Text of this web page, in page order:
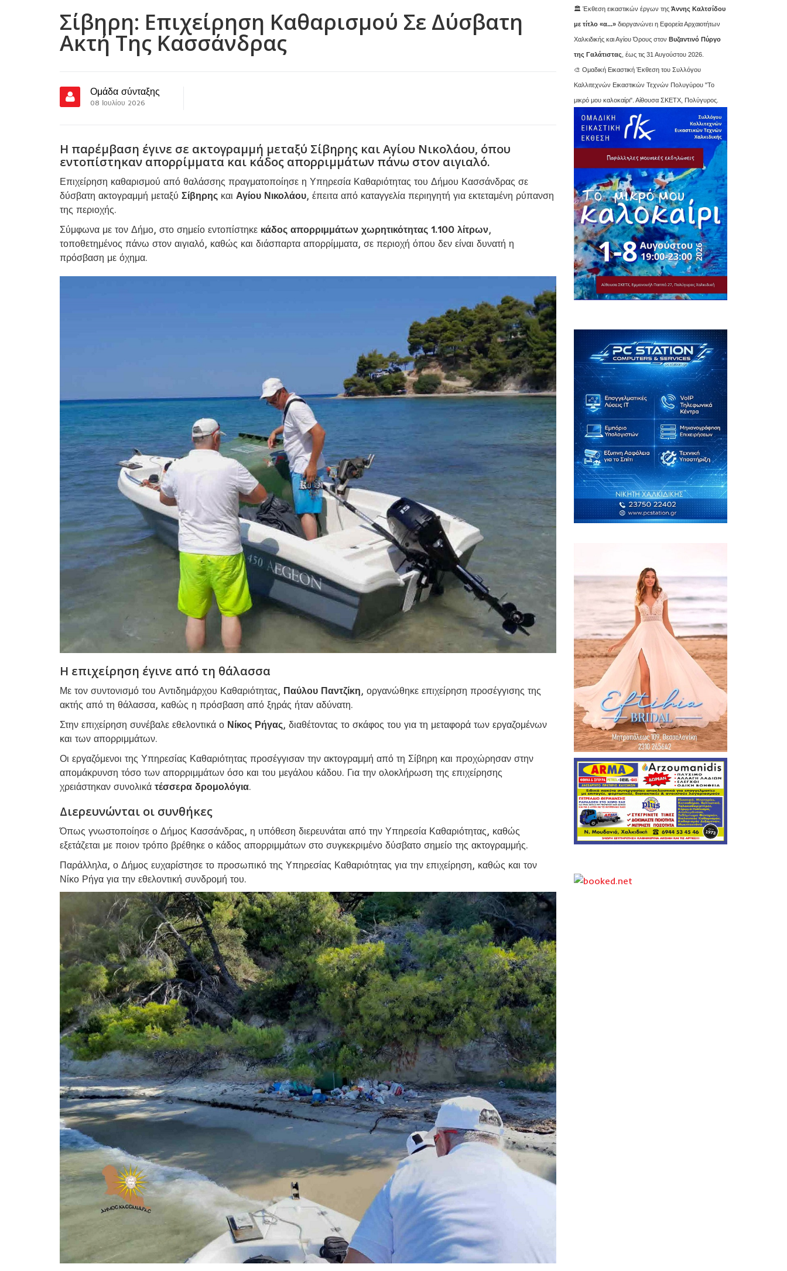
Σίβηρη: Επιχείρηση Καθαρισμού Σε Δύσβατη
Ακτή Της Κασσάνδρας
Ομάδα σύνταξης
08 Ιουλίου 2026
Η παρέμβαση έγινε σε ακτογραμμή μεταξύ Σίβηρης και Αγίου Νικολάου, όπου
εντοπίστηκαν απορρίμματα και κάδος απορριμμάτων πάνω στον αιγιαλό.
Επιχείρηση καθαρισμού από θαλάσσης πραγματοποίησε η Υπηρεσία Καθαριότητας του Δήμου Κασσάνδρας σε
δύσβατη ακτογραμμή μεταξύ Σίβηρης και Αγίου Νικολάου, έπειτα από καταγγελία περιηγητή για εκτεταμένη ρύπανση
της περιοχής.
Σύμφωνα με τον Δήμο, στο σημείο εντοπίστηκε κάδος απορριμμάτων χωρητικότητας 1.100 λίτρων,
τοποθετημένος πάνω στον αιγιαλό, καθώς και διάσπαρτα απορρίμματα, σε περιοχή όπου δεν είναι δυνατή η
πρόσβαση με όχημα.
Η επιχείρηση έγινε από τη θάλασσα
Με τον συντονισμό του Αντιδημάρχου Καθαριότητας, Παύλου Παντζίκη, οργανώθηκε επιχείρηση προσέγγισης της
ακτής από τη θάλασσα, καθώς η πρόσβαση από ξηράς ήταν αδύνατη.
Στην επιχείρηση συνέβαλε εθελοντικά ο Νίκος Ρήγας, διαθέτοντας το σκάφος του για τη μεταφορά των εργαζομένων
και των απορριμμάτων.
Οι εργαζόμενοι της Υπηρεσίας Καθαριότητας προσέγγισαν την ακτογραμμή από τη Σίβηρη και προχώρησαν στην
απομάκρυνση τόσο των απορριμμάτων όσο και του μεγάλου κάδου. Για την ολοκλήρωση της επιχείρησης
χρειάστηκαν συνολικά τέσσερα δρομολόγια.
Διερευνώνται οι συνθήκες
Όπως γνωστοποίησε ο Δήμος Κασσάνδρας, η υπόθεση διερευνάται από την Υπηρεσία Καθαριότητας, καθώς
εξετάζεται με ποιον τρόπο βρέθηκε ο κάδος απορριμμάτων στο συγκεκριμένο δύσβατο σημείο της ακτογραμμής.
Παράλληλα, ο Δήμος ευχαρίστησε το προσωπικό της Υπηρεσίας Καθαριότητας για την επιχείρηση, καθώς και τον
Νίκο Ρήγα για την εθελοντική συνδρομή του.
🏛️ Έκθεση εικαστικών έργων της Άννης Καλτσίδου
με τίτλο «α...»διοργανώνει η Εφορεία Αρχαιοτήτων
Χαλκιδικής και Αγίου Όρους στον Βυζαντινό Πύργο
της Γαλάτιστας , έως τις 31 Αυγούστου 2026.
🎨 Ομαδική Εικαστική Έκθεση του Συλλόγου
Καλλιτεχνών Εικαστικών Τεχνών Πολυγύρου "Το
μικρό μου καλοκαίρι". Αίθουσα ΣΚΕΤΧ, Πολύγυρος.